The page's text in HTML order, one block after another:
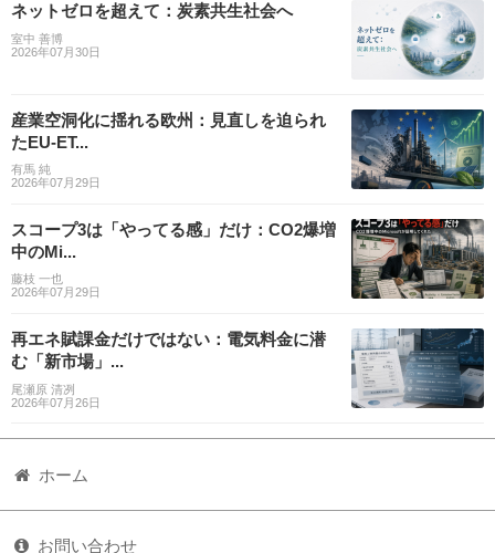
ネットゼロを超えて：炭素共生社会へ
室中 善博
2026年07月30日
産業空洞化に揺れる欧州：見直しを迫られ
たEU-ET...
有馬 純
2026年07月29日
スコープ3は「やってる感」だけ：CO2爆増
中のMi...
藤枝 一也
2026年07月29日
再エネ賦課金だけではない：電気料金に潜
む「新市場」...
尾瀬原 清冽
2026年07月26日
ホーム
お問い合わせ